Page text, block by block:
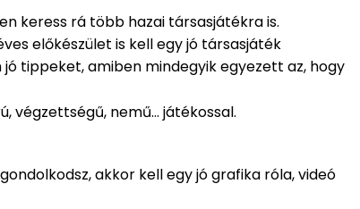
keress rá több hazai társasjátékra is.
előkészület is kell egy jó társasjáték
tippeket, amiben mindegyik egyezett az, hogy
végzettségű, nemű… játékossal.
akkor kell egy jó grafika róla, videó